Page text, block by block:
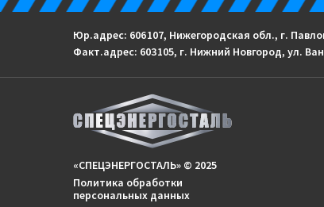
Политика обработки
персональных данных
«СПЕЦЭНЕРГОСТАЛЬ» © 2025
Юр.адрес: 606 107, Нижегородская обл., г.
Факт.адрес: 603 105, г. Нижний Новгород, ул.